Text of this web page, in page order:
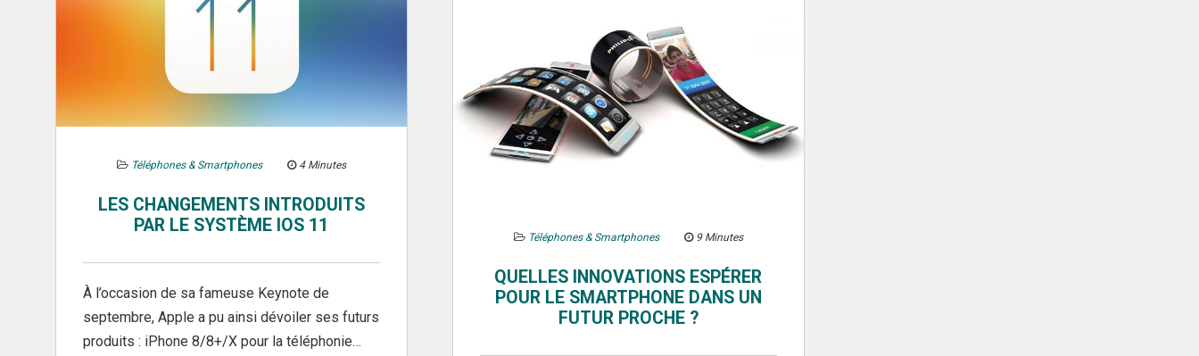
Téléphones & Smartphones 4 Minutes
LES CHANGEMENTS INTRODUITS
PAR LE SYSTÈME IOS 11
À l’occasion de sa fameuse Keynote de
septembre, Apple a pu ainsi dévoiler ses futurs
produits : iPhone 8/8+/X pour la téléphonie…
Téléphones & Smartphones 9 Minutes
QUELLES INNOVATIONS ESPÉRER
POUR LE SMARTPHONE DANS UN
FUTUR PROCHE ?